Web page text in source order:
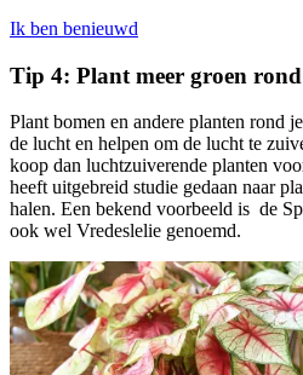
Ik ben benieuwd
Tip 4: Plant meer groen
Plant bomen en andere planten rond
de lucht en helpen om de lucht te
koop dan luchtzuiverende planten
heeft uitgebreid studie gedaan naar
halen. Een bekend voorbeeld is de
ook wel Vredeslelie genoemd.